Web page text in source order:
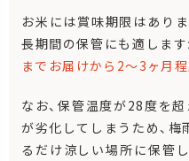
お米には賞味期限はあり
長期間の保管にも適します
までお届けから2～3ヶ月
なお、保管温度が28度を
が劣化してしまうため、
るだけ涼しい場所に保管